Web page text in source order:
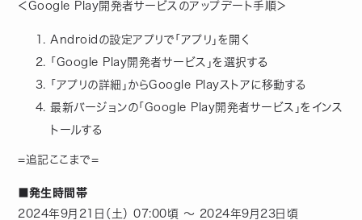
＜Google Play開発者サービスのアップデート手順＞
Androidの設定アプリで「アプリ」を開く
「Google Play開発者サービス」を選択する
「アプリの詳細」からGoogle Playストアに移動する
最新バージョンの「Google Play開発者サービス」をインス
トールする
=追記ここまで=
■発生時間帯
2024年9月21日（土） 07:00頃 〜 2024年9月23日頃